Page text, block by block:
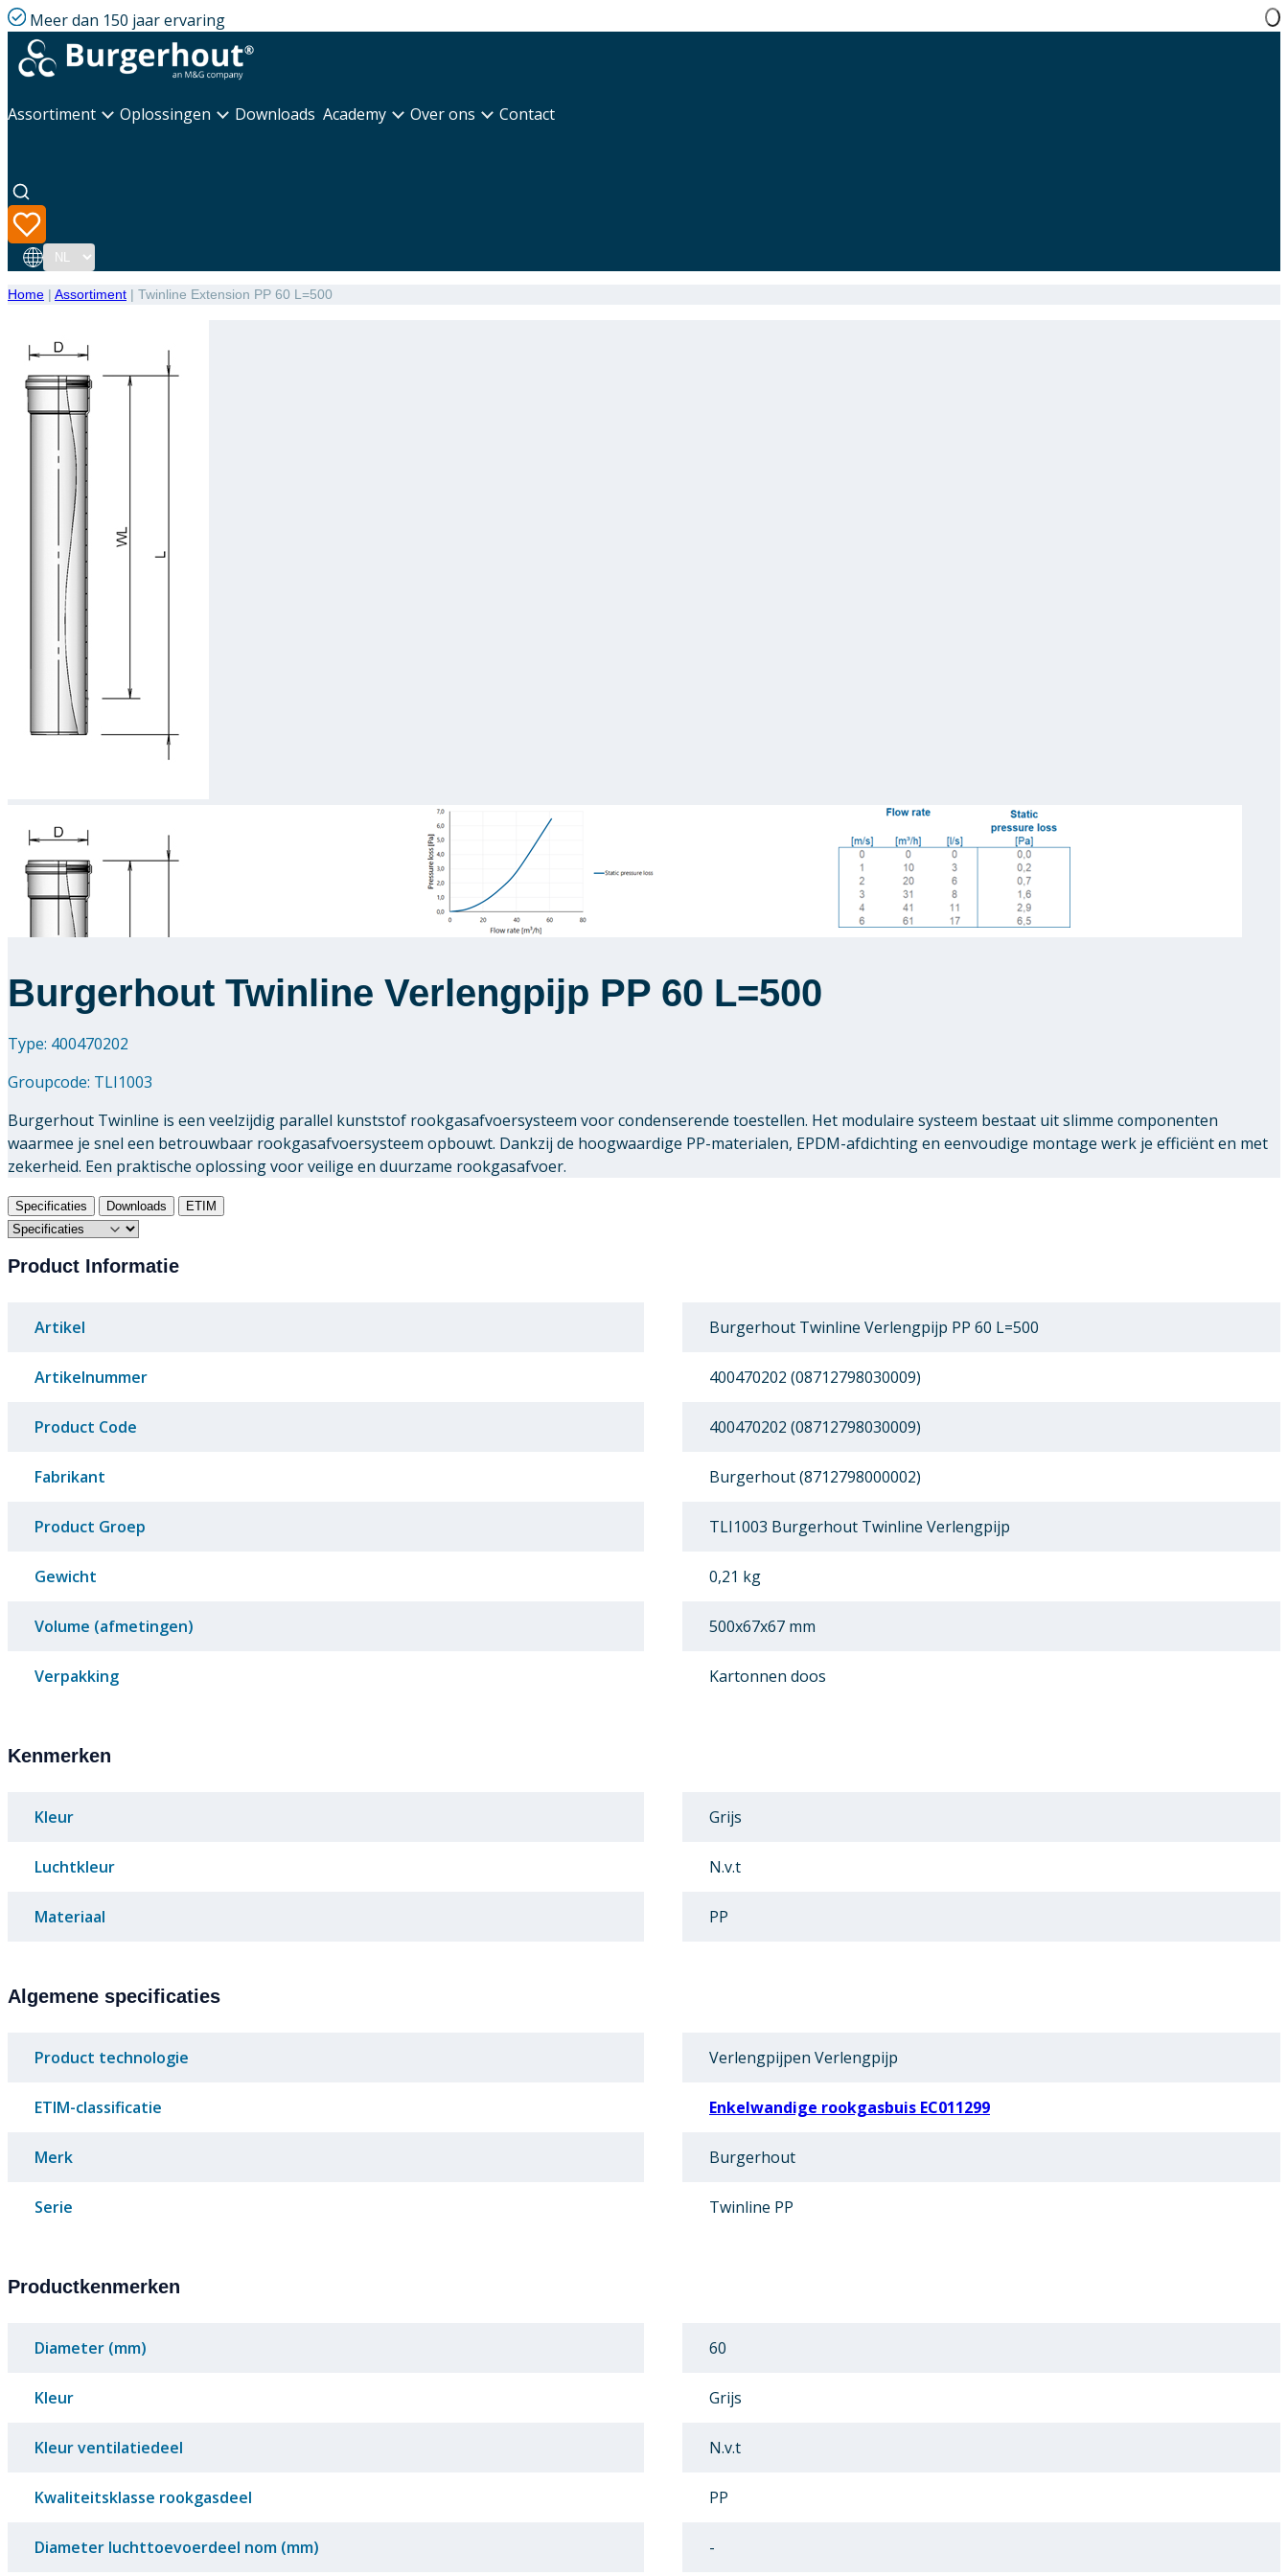
Meer dan 150 jaar ervaring
Assortiment Oplossingen Downloads Academy Over ons Contact
Taal
Home | Assortiment | Twinline Extension PP 60 L=500
Burgerhout Twinline Verlengpijp PP 60 L=500
Type: 400470202
Groupcode: TLI1003
Burgerhout Twinline is een veelzijdig parallel kunststof rookgasafvoersysteem voor condenserende toestellen. Het modulaire systeem bestaat uit slimme componenten
waarmee je snel een betrouwbaar rookgasafvoersysteem opbouwt. Dankzij de hoogwaardige PP-materialen, EPDM-afdichting en eenvoudige montage werk je efficiënt en met
zekerheid. Een praktische oplossing voor veilige en duurzame rookgasafvoer.
Specificaties Downloads ETIM
Product Informatie
Artikel Burgerhout Twinline Verlengpijp PP 60 L=500
Artikelnummer 400470202 (08712798030009)
Product Code 400470202 (08712798030009)
Fabrikant Burgerhout (8712798000002)
Product Groep TLI1003 Burgerhout Twinline Verlengpijp
Gewicht 0,21 kg
Volume (afmetingen) 500x67x67 mm
Verpakking Kartonnen doos
Kenmerken
Kleur Grijs
Luchtkleur N.v.t
Materiaal PP
Algemene specificaties
Product technologie Verlengpijpen Verlengpijp
ETIM-classificatie Enkelwandige rookgasbuis EC011299
Merk Burgerhout
Serie Twinline PP
Productkenmerken
Diameter (mm) 60
Kleur Grijs
Kleur ventilatiedeel N.v.t
Kwaliteitsklasse rookgasdeel PP
Diameter luchttoevoerdeel nom (mm) -